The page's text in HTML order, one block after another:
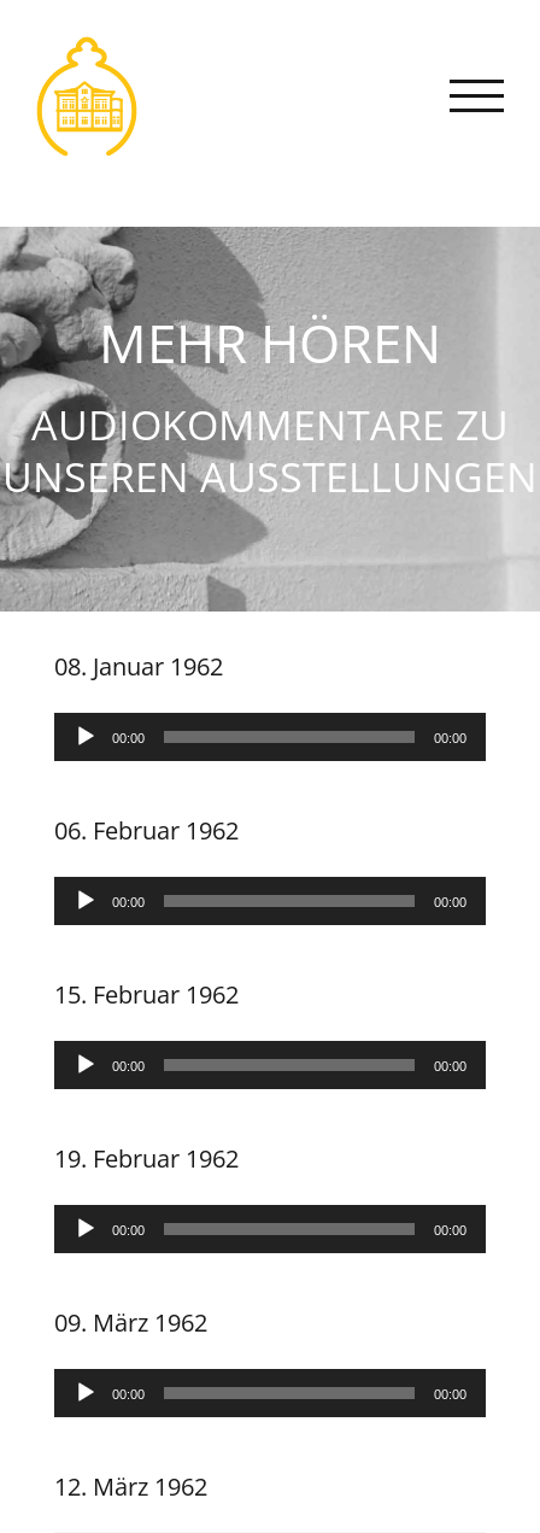
Inhalt
springen
MEHR HÖREN
AUDIOKOMMENTARE ZU
UNSEREN AUSSTELLUNGEN
08. Januar 1962
Audio-00:00 00:00
06. Februar 1962
Audio-00:00 00:00
15. Februar 1962
Audio-00:00 00:00
19. Februar 1962
Audio-00:00 00:00
09. März 1962
Audio-00:00 00:00
12. März 1962